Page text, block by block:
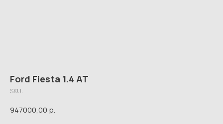
Ford Fiesta 1.4 AT
SKU:
947000,00 р.